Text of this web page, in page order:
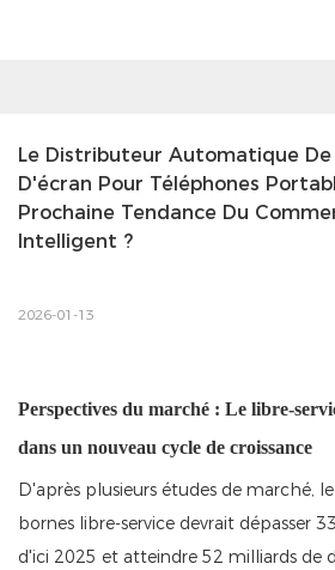
Le Distributeur Automatique
D'écran Pour Téléphones
Prochaine Tendance Du
Intelligent ?
2026-01-13
Perspectives du marché : Le libre-
dans un nouveau cycle de croissance
D'après plusieurs études de marché,
bornes libre-service devrait dépasser
d'ici 2025 et atteindre 52 milliards de